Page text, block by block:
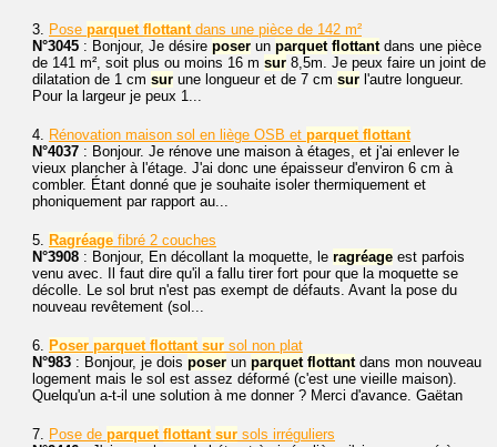
3. Pose parquet flottantdans une pièce de 142 m²
N°3045 : Bonjour, Je désire poser un parquet flottantdans une pièce
de 141 m², soit plus ou moins 16 m sur 8,5m. Je peux faire un joint de
dilatation de 1 cm sur une longueur et de 7 cm sur l'autre longueur.
Pour la largeur je peux 1...
4. Rénovation maison sol en liège OSB et parquet flottant
N°4037 : Bonjour. Je rénove une maison à étages, et j'ai enlever le
vieux plancher à l'étage. J'ai donc une épaisseur d'environ 6 cm à
combler. Étant donné que je souhaite isoler thermiquement et
phoniquement par rapport au...
5. Ragréage fibré 2 couches
N°3908 : Bonjour, En décollant la moquette, le ragréage est parfois
venu avec. Il faut dire qu'il a fallu tirer fort pour que la moquette se
décolle. Le sol brut n'est pas exempt de défauts. Avant la pose du
nouveau revêtement (sol...
6. Poser parquet flottant sur sol non plat
N°983 : Bonjour, je dois poser un parquet flottantdans mon nouveau
logement mais le sol est assez déformé (c'est une vieille maison).
Quelqu'un a-t-il une solution à me donner ? Merci d'avance. Gaëtan
7. Pose de parquet flottant sur sols irréguliers